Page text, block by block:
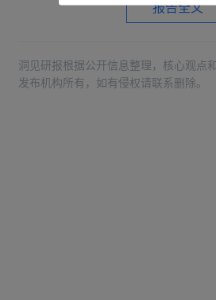
报告全文
洞见研报根据公开信息整理，核心观点
发布机构所有，如有侵权请联系删除。